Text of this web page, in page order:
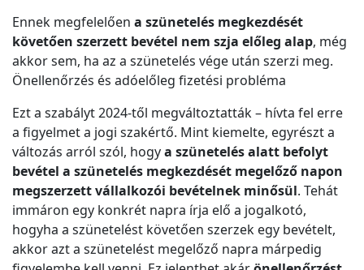
Ennek megfelelően a szünetelés megkezdését
követően szerzett bevétel nem szja előleg alap, még
akkor sem, ha az a szünetelés vége után szerzi meg.
Önellenőrzés és adóelőleg fizetési probléma
Ezt a szabályt 2024-től megváltoztatták – hívta fel erre
a figyelmet a jogi szakértő. Mint kiemelte, egyrészt a
változás arról szól, hogya szünetelés alatt befolyt
bevétel a szünetelés megkezdését megelőző napon
megszerzett vállalkozói bevételnek minősül. Tehát
immáron egy konkrét napra írja elő a jogalkotó,
hogyha a szünetelést követően szerzek egy bevételt,
akkor azt a szünetelést megelőző napra márpedig